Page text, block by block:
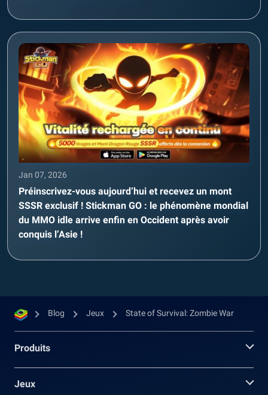
Jan 07, 2026
Préinscrivez-vous aujourd’hui et recevez un mont
SSSR exclusif ! Stickman GO : le phénomène mondial
du MMO idle arrive enfin en Occident après avoir
conquis l’Asie !
Blog Jeux State of Survival: Zombie War
Produits
Jeux